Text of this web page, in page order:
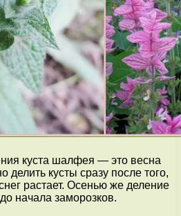
куста шалфея — это весна
делить кусты сразу после того,
растает. Осенью же деление
начала заморозков.